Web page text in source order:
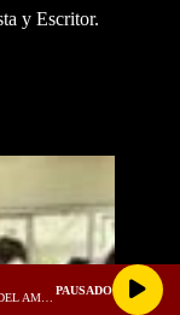
y Escritor.
BALADAS EN ESPAÑOL, MÚSICA ROMANTICA, EXITOS DEL AMOR, 1980, 1990, 2000 - 1 HORA PARA ENAMORADOS! (128 kbps)
PAUSADO